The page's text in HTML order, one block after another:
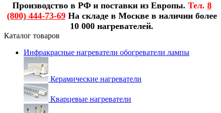
Производство в РФ и поставки из Европы. Тел. 8
(800) 444-73-69На складе в Москве в наличии более
10 000 нагревателей.
Каталог товаров
Инфракрасные нагреватели обогреватели лампы
Керамические нагреватели
Кварцевые нагреватели